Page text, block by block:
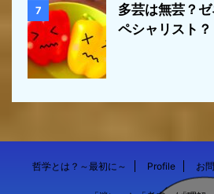
7
多芸は無芸？
ペシャリスト？
哲学とは？～最初に～ Profile お